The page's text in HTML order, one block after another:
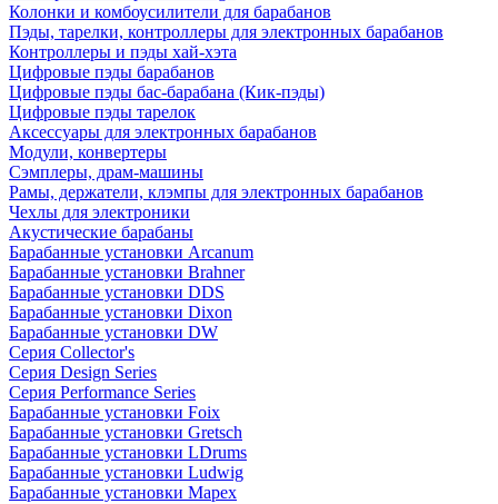
Колонки и комбоусилители для барабанов
Пэды, тарелки, контроллеры для электронных барабанов
Контроллеры и пэды хай-хэта
Цифровые пэды барабанов
Цифровые пэды бас-барабана (Кик-пэды)
Цифровые пэды тарелок
Аксессуары для электронных барабанов
Модули, конвертеры
Сэмплеры, драм-машины
Рамы, держатели, клэмпы для электронных барабанов
Чехлы для электроники
Акустические барабаны
Барабанные установки Arcanum
Барабанные установки Brahner
Барабанные установки DDS
Барабанные установки Dixon
Барабанные установки DW
Серия Collector's
Серия Design Series
Серия Performance Series
Барабанные установки Foix
Барабанные установки Gretsch
Барабанные установки LDrums
Барабанные установки Ludwig
Барабанные установки Mapex